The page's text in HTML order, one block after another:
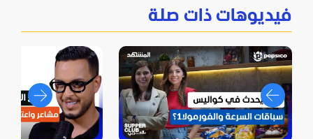
فيديوهات ذات صلة